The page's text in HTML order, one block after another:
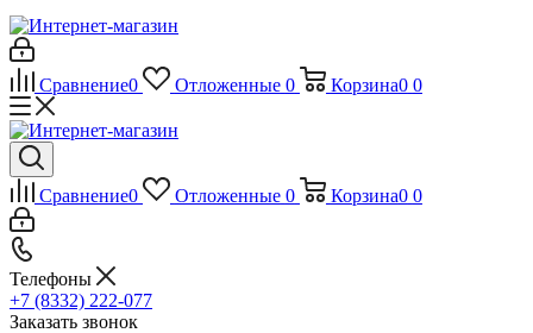
Сравнение0 Отложенные 0 Корзина0 0
Сравнение0 Отложенные 0 Корзина0 0
Телефоны
+7 (8332) 222-077
Заказать звонок